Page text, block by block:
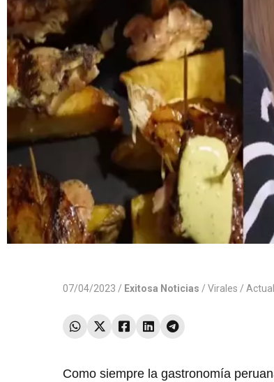
07/04/2023 / Exitosa Noticias / Virales /
Como siempre la gastronomía